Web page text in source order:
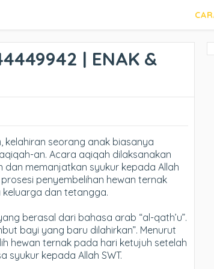
| ENAK &
kelahiran seorang anak biasanya
an. Acara aqiqah dilaksanakan
memanjatkan syukur kepada Allah
penyembelihan hewan ternak
dan tetangga.
berasal dari bahasa arab “al-qath’u”.
bayi yang baru dilahirkan”. Menurut
hewan ternak pada hari ketujuh setelah
syukur kepada Allah SWT.